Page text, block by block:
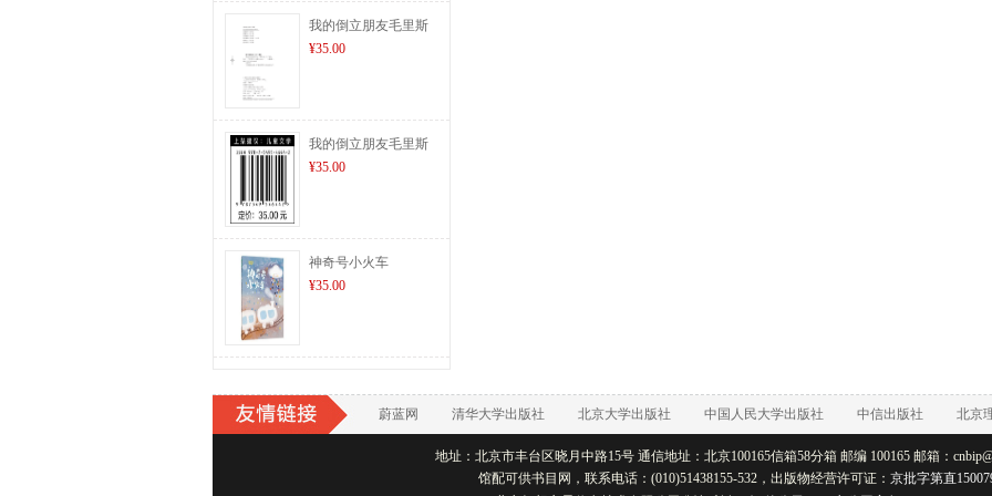
我的倒立朋友毛里斯
¥35.00
我的倒立朋友毛里斯
¥35.00
神奇号小火车
¥35.00
蔚蓝网 清华大学出版社 北京大学出版社 中国人民大学出版社 中信出版社 北京
地址：北京市丰台区晓月中路15号 通信地址：北京100165信箱58分箱 邮编 100165 邮箱：
馆配可供书目网，联系电话：(010)51438155-532，出版物经营许可证： 京批字第直